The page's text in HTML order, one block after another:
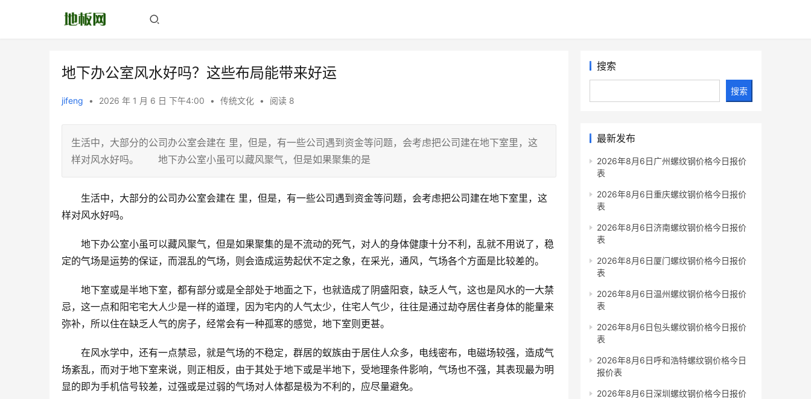
地下办公室风水好吗？这些布局能带来好运
jifeng • 2026 年 1 月 6 日 下午4:00 • 传统文化 • 阅读 8
生活中，大部分的公司办公室会建在 里，但是，有一些公司遇到资金等问题，会考虑把公司建在地下室里，这
样对风水好吗。 地下办公室小虽可以藏风聚气，但是如果聚集的是
生活中，大部分的公司办公室会建在 里，但是，有一些公司遇到资金等问题，会考虑把公司建在地下室里，这
样对风水好吗。
地下办公室小虽可以藏风聚气，但是如果聚集的是不流动的死气，对人的身体健康十分不利，乱就不用说了，稳
定的气场是运势的保证，而混乱的气场，则会造成运势起伏不定之象，在采光，通风，气场各个方面是比较差的。
地下室或是半地下室，都有部分或是全部处于地面之下，也就造成了阴盛阳衰，缺乏人气，这也是风水的一大禁
忌，这一点和阳宅宅大人少是一样的道理，因为宅内的人气太少，住宅人气少，往往是通过劫夺居住者身体的能量来
弥补，所以住在缺乏人气的房子，经常会有一种孤寒的感觉，地下室则更甚。
在风水学中，还有一点禁忌，就是气场的不稳定，群居的蚁族由于居住人众多，电线密布，电磁场较强，造成气
场紊乱，而对于地下室来说，则正相反，由于其处于地下或是半地下，受地理条件影响，气场也不强，其表现最为明
显的即为手机信号较差，过强或是过弱的气场对人体都是极为不利的，应尽量避免。
搜索
搜索
最新发布
2026年8月6日广州螺纹钢价格今日报价
表
2026年8月6日重庆螺纹钢价格今日报价
表
2026年8月6日济南螺纹钢价格今日报价
表
2026年8月6日厦门螺纹钢价格今日报价
表
2026年8月6日温州螺纹钢价格今日报价
表
2026年8月6日包头螺纹钢价格今日报价
表
2026年8月6日呼和浩特螺纹钢价格今日
报价表
2026年8月6日深圳螺纹钢价格今日报价